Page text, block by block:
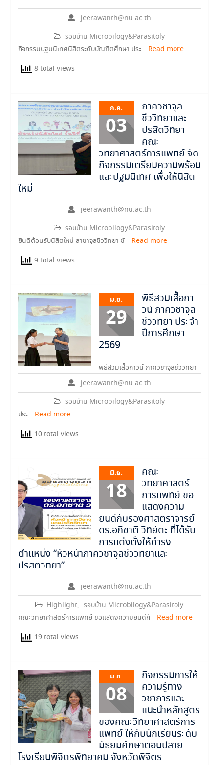
jeerawanth@nu.ac.th
รอบบ้าน Microbilogy&Parasitoly
กิจกรรมปฐมนิเทศนิสิตระดับบัณฑิตศึกษา ประ
Read more
8 total views
ก.ค.
03
ภาควิชาจุล
ชีววิทยาและ
ปรสิตวิทยา
คณะ
วิทยาศาสตร์การแพทย์ จัด
กิจกรรมเตรียมความพร้อม
และปฐมนิเทศ เพื่อให้นิสิต
ใหม่
jeerawanth@nu.ac.th
รอบบ้าน Microbilogy&Parasitoly
ยินดีต้อนรับนิสิตใหม่ สาขาจุลชีววิทยา ชั
Read more
9 total views
มิ.ย.
29
พิธีสวมเสื้อกา
วน์ ภาควิชาจุล
ชีววิทยา ประจำ
ปีการศึกษา
2569
jeerawanth@nu.ac.th
รอบบ้าน Microbilogy&Parasitoly
พิธีสวมเสื้อกาวน์ ภาควิชาจุลชีววิทยา
ประ
Read more
10 total views
มิ.ย.
18
คณะ
วิทยาศาสตร์
การแพทย์ ขอ
แสดงความ
ยินดีกับรองศาสตราจารย์
ดร.อภิชาติ วิทย์ตะ ที่ได้รับ
การแต่งตั้งให้ดำรง
ตำแหน่ง “หัวหน้าภาควิชาจุลชีววิทยาและ
ปรสิตวิทยา”
jeerawanth@nu.ac.th
Highlight, รอบบ้าน Microbilogy&Parasitoly
คณะวิทยาศาสตร์การแพทย์ ขอแสดงความยินดีกั
Read more
19 total views
มิ.ย.
08
กิจกรรมการให้
ความรู้ทาง
วิชาการและ
แนะนำหลักสูตร
ของคณะวิทยาศาสตร์การ
แพทย์ ให้กับนักเรียนระดับ
มัธยมศึกษาตอนปลาย
โรงเรียนพิจิตรพิทยาคม จังหวัดพิจิตร